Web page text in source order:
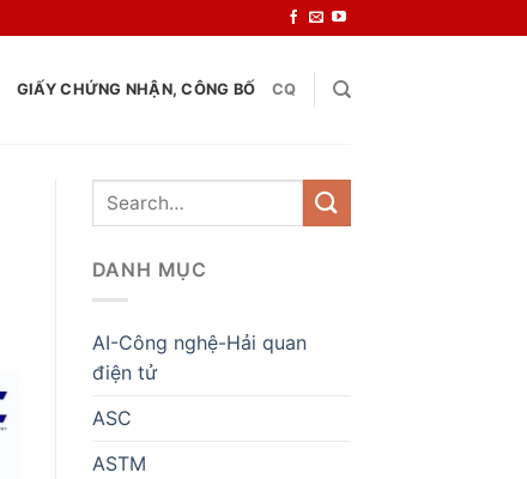
GIẤY CHỨNG NHẬN, CÔNG BỐ CQ
DANH MỤC
AI-Công nghệ-Hải quan
điện tử
ASC
ASTM